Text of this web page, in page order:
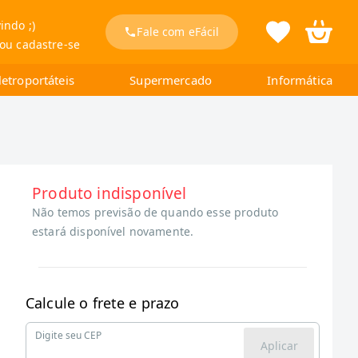
;)
cadastre-se
Fale com eFácil
Supermercado Informática
Produto indisponível
Não temos previsão de quando esse produto
estará disponível novamente.
Calcule o frete e prazo
Digite seu CEP
Aplicar